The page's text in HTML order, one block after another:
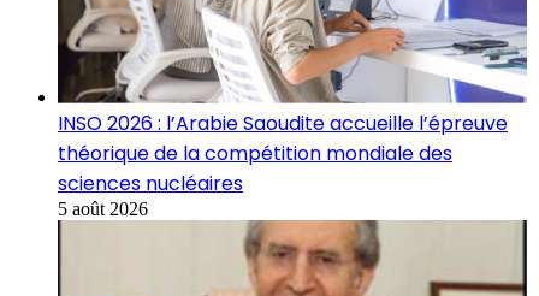
INSO 2026 : l’Arabie Saoudite accueille l’épreuve
théorique de la compétition mondiale des
sciences nucléaires
5 août 2026